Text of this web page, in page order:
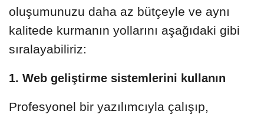
oluşumunuzu daha az bütçeyle ve aynı
kalitede kurmanın yollarını aşağıdaki gibi
sıralayabiliriz:
1. Web geliştirme sistemlerini kullanın
Profesyonel bir yazılımcıyla çalışıp,